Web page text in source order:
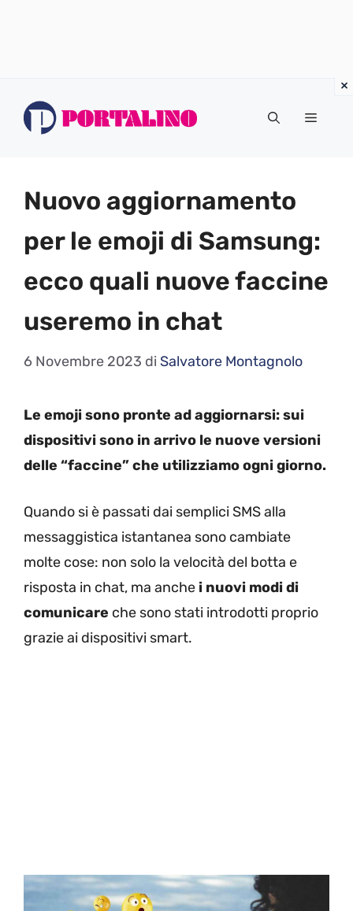
Menu
Nuovo aggiornamento
per le emoji di Samsung:
ecco quali nuove faccine
useremo in chat
6 Novembre 2023 di Salvatore Montagnolo
Le emoji sono pronte ad aggiornarsi: sui
dispositivi sono in arrivo le nuove versioni
delle “faccine” che utilizziamo ogni giorno.
Quando si è passati dai semplici SMS alla
messaggistica istantanea sono cambiate
molte cose: non solo la velocità del botta e
risposta in chat, ma anche i nuovi modi di
comunicare che sono stati introdotti proprio
grazie ai dispositivi smart.